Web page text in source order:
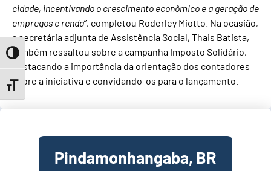
Toggle High Contrast
Toggle Font size
cidade, incentivando o crescimento econômico e a geração de
empregos e renda”, completou Roderley Miotto. Na ocasião,
a secretária adjunta de Assistência Social, Thais Batista,
também ressaltou sobre a campanha Imposto Solidário,
destacando a importância da orientação dos contadores
sobre a iniciativa e convidando-os para o lançamento.
Pindamonhangaba, BR